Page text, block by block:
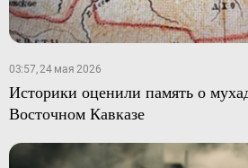
03:57, 24 мая 2026
Историки оценили память о
Восточном Кавказе